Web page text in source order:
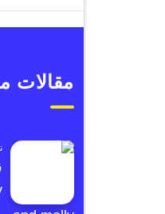
مقالات